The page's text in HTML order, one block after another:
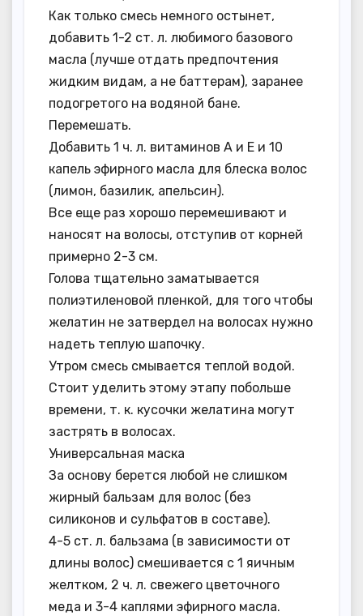
Как только смесь немного остынет,
добавить 1-2 ст. л. любимого базового
масла (лучше отдать предпочтения
жидким видам, а не баттерам), заранее
подогретого на водяной бане.
Перемешать.
Добавить 1 ч. л. витаминов А и Е и 10
капель эфирного масла для блеска волос
(лимон, базилик, апельсин).
Все еще раз хорошо перемешивают и
наносят на волосы, отступив от корней
примерно 2-3 см.
Голова тщательно заматывается
полиэтиленовой пленкой, для того чтобы
желатин не затвердел на волосах нужно
надеть теплую шапочку.
Утром смесь смывается теплой водой.
Стоит уделить этому этапу побольше
времени, т. к. кусочки желатина могут
застрять в волосах.
Универсальная маска
За основу берется любой не слишком
жирный бальзам для волос (без
силиконов и сульфатов в составе).
4-5 ст. л. бальзама (в зависимости от
длины волос) смешивается с 1 яичным
желтком, 2 ч. л. свежего цветочного
меда и 3-4 каплями эфирного масла.